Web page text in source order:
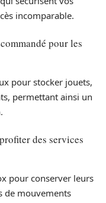
incomparable.
pour les
pour stocker jouets,
permettant ainsi un
des services
pour conserver leurs
de mouvements